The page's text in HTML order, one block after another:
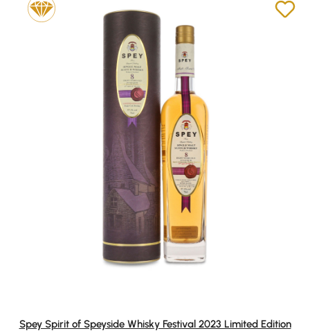
Spey Spirit of Speyside Whisky Festival 2023 Limited Edition